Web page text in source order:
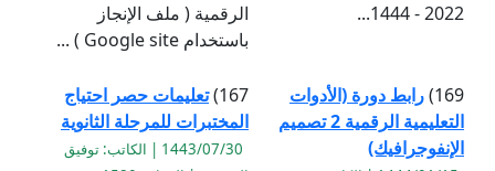
2022 - 1444...
الرقمية ( ملف الإنجاز
باستخدام Google site ) ...
169) رابط دورة (الأدوات
التعليمية الرقمية 2 تصميم
الإنفوجرافيك)
167) تعليمات حصر احتياج
المختبرات للمرحلة الثانوية
1443/07/30 | الكاتب: توفيق